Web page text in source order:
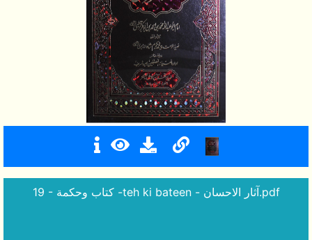
19 - كتاب وحكمة -teh ki bateen - آثار الاحسان.pdf